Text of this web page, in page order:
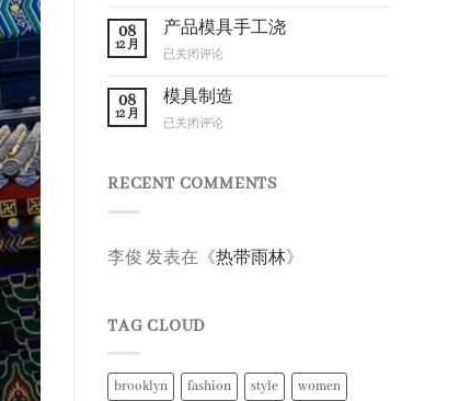
促
进
环
完
美
瓷
造
08
12 月
产品模具手工浇
产
模
手
已关闭评论
08
12 月
模具制造
模
造
已关闭评论
RECENT COMMENTS
李俊 发表在《热带雨林》
TAG CLOUD
brooklyn fashion style women